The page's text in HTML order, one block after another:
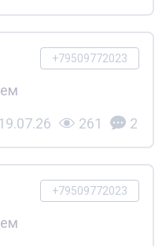
+79509772023
261 2
+79509772023